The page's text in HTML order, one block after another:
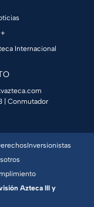
Internacional
| Conmutador
Inversionistas
Azteca III y